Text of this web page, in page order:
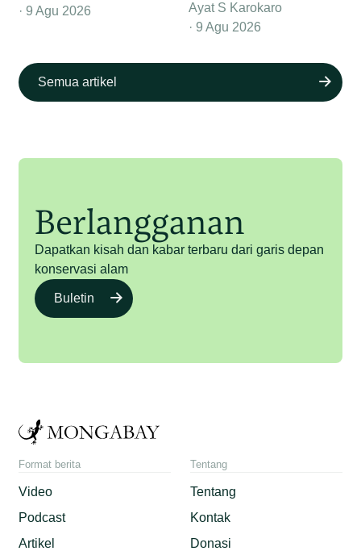
9 Agu 2026
Ayat S Karokaro
9 Agu 2026
Semua artikel
Berlangganan
Dapatkan kisah dan kabar terbaru dari garis depan
konservasi alam
Buletin
Format berita
Video
Podcast
Artikel
Tentang
Tentang
Kontak
Donasi